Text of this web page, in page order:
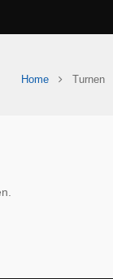
Home Turnen